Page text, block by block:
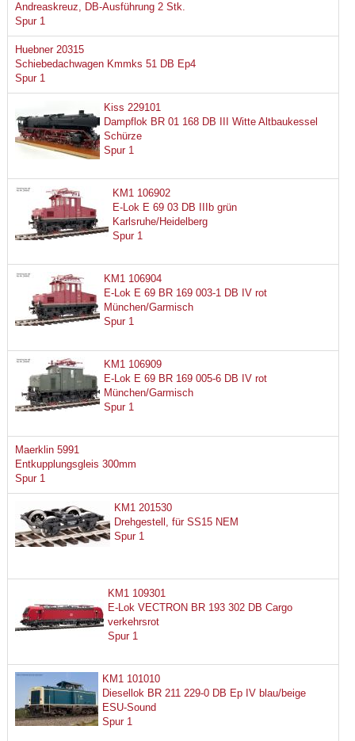
Andreaskreuz, DB-Ausführung 2 Stk.
Spur 1
Huebner 20315
Schiebedachwagen Kmmks 51 DB Ep4
Spur 1
Kiss 229101
Dampflok BR 01 168 DB III Witte Altbaukessel
Schürze
Spur 1
KM1 106902
E-Lok E 69 03 DB IIIb grün
Karlsruhe/Heidelberg
Spur 1
KM1 106904
E-Lok E 69 BR 169 003-1 DB IV rot
München/Garmisch
Spur 1
KM1 106909
E-Lok E 69 BR 169 005-6 DB IV rot
München/Garmisch
Spur 1
Maerklin 5991
Entkupplungsgleis 300mm
Spur 1
KM1 201530
Drehgestell, für SS15 NEM
Spur 1
KM1 109301
E-Lok VECTRON BR 193 302 DB Cargo
verkehrsrot
Spur 1
KM1 101010
Diesellok BR 211 229-0 DB Ep IV blau/beige
ESU-Sound
Spur 1